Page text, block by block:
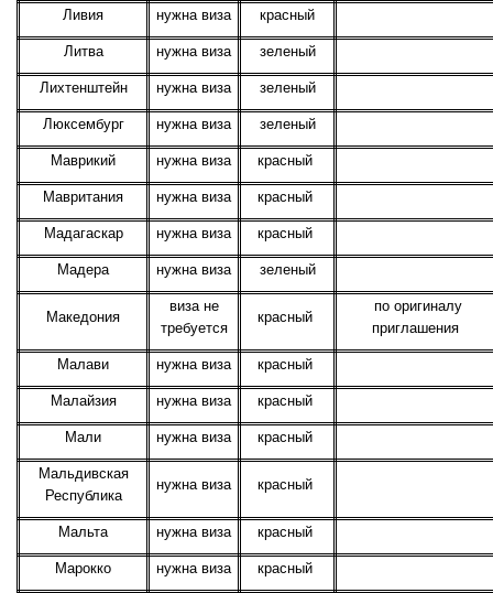
Ливия нужна виза красный
Литва нужна виза зеленый
Лихтенштейн нужна виза зеленый
Люксембург нужна виза зеленый
Маврикий нужна виза красный
Мавритания нужна виза красный
Мадагаскар нужна виза красный
Мадера нужна виза зеленый
Македония
виза не
требуется
красный
по оригиналу
приглашения
Малави нужна виза красный
Малайзия нужна виза красный
Мали нужна виза красный
Мальдивская
Республика
нужна виза красный
Мальта нужна виза красный
Марокко нужна виза красный